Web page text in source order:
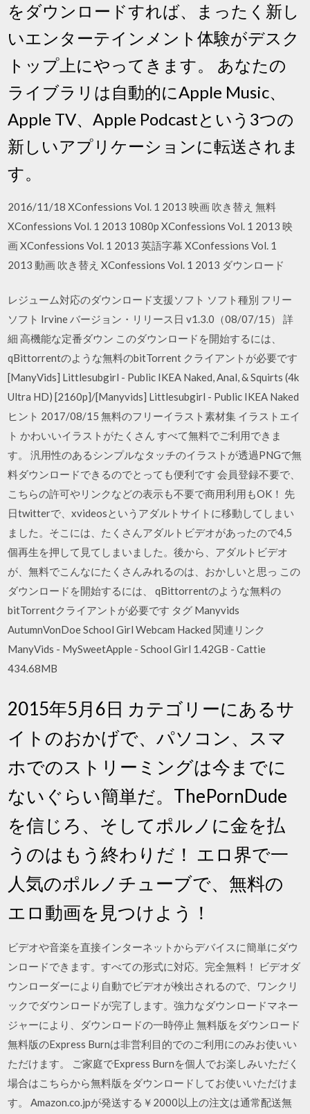
をダウンロードすれば、まったく新し
いエンターテインメント体験がデスク
トップ上にやってきます。 あなたの
ライブラリは自動的にApple Music、
Apple TV、Apple Podcastという3つの
新しいアプリケーションに転送されま
す。
2016/11/18 XConfessions Vol. 1 2013 映画 吹き替え 無料
XConfessions Vol. 1 2013 1080p XConfessions Vol. 1 2013 映
画 XConfessions Vol. 1 2013 英語字幕 XConfessions Vol. 1
2013 動画 吹き替え XConfessions Vol. 1 2013 ダウンロード
レジューム対応のダウンロード支援ソフト ソフト種別 フリー
ソフト Irvine バージョン・リリース日 v1.3.0（08/07/15） 詳
細 高機能な定番ダウン このダウンロードを開始するには、
qBittorrentのような無料のbitTorrent クライアントが必要です
[ManyVids] Littlesubgirl - Public IKEA Naked, Anal, & Squirts (4k
Ultra HD) [2160p]/[Manyvids] Littlesubgirl - Public IKEA Naked
ヒント 2017/08/15 無料のフリーイラスト素材集 イラストエイ
ト かわいいイラストがたくさん すべて無料でご利用できま
す。 汎用性のあるシンプルなタッチのイラストが透過PNGで無
料ダウンロードできるのでとっても便利です 会員登録不要で、
こちらの許可やリンクなどの表示も不要で商用利用もOK！ 先
日twitterで、xvideosというアダルトサイトに移動してしまい
ました。そこには、たくさんアダルトビデオがあったので4,5
個再生を押して見てしまいました。後から、アダルトビデオ
が、無料でこんなにたくさんみれるのは、おかしいと思っ この
ダウンロードを開始するには、 qBittorrentのような無料の
bitTorrentクライアントが必要です タグ Manyvids
AutumnVonDoe School Girl Webcam Hacked 関連リンク
ManyVids - MySweetApple - School Girl 1.42GB - Cattie
434.68MB
2015年5月6日 カテゴリーにあるサ
イトのおかげで、パソコン、スマ
ホでのストリーミングは今までに
ないぐらい簡単だ。ThePornDude
を信じろ、そしてポルノに金を払
うのはもう終わりだ！ エロ界で一
人気のポルノチューブで、無料の
エロ動画を見つけよう！
ビデオや音楽を直接インターネットからデバイスに簡単にダウ
ンロードできます。すべての形式に対応。完全無料！ ビデオダ
ウンローダーにより自動でビデオが検出されるので、ワンクリ
ックでダウンロードが完了します。強力なダウンロードマネー
ジャーにより、ダウンロードの一時停止 無料版をダウンロード
無料版のExpress Burnは非営利目的でのご利用にのみお使いい
ただけます。 ご家庭でExpress Burnを個人でお楽しみいただく
場合はこちらから無料版をダウンロードしてお使いいただけま
す。 Amazon.co.jpが発送する￥2000以上の注文は通常配送無